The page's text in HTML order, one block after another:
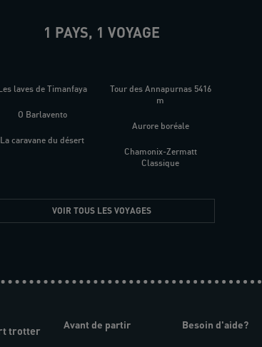
1 PAYS, 1 VOYAGE
laves de Timanfaya
O Barlavento
La caravane du désert
Tour des Annapurnas 5416
m
Aurore boréale
Chamonix-Zermatt
Classique
VOIR TOUS LES VOYAGES
trotter
Avant de partir Besoin d'aide?